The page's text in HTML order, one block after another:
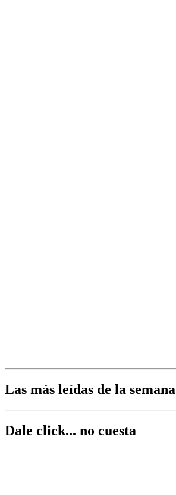
Las más leídas de la semana
Dale click... no cuesta